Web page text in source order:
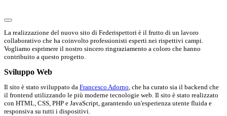
La realizzazione del nuovo sito di Federispettori è il frutto di un lavoro
collaborativo che ha coinvolto professionisti esperti nei rispettivi campi.
Vogliamo esprimere il nostro sincero ringraziamento a coloro che hanno
contribuito a questo progetto.
Sviluppo Web
Il sito è stato sviluppato da Francesco Adorno, che ha curato sia il backend che
il frontend utilizzando le più moderne tecnologie web. Il sito è stato realizzato
con HTML, CSS, PHP e JavaScript, garantendo un'esperienza utente fluida e
responsiva su tutti i dispositivi.